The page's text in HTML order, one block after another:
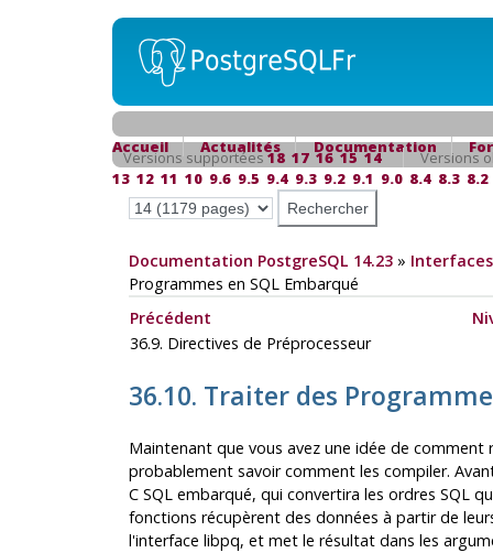
Accueil Actualités Documentation
Versions supportées18 17 16 15 14
Versions
13 12 11 10 9.6 9.5 9.4 9.3 9.2 9.1 9.0 8.4 8.3 8.2
Documentation PostgreSQL 14.23»
Programmes en SQL Embarqué
Précédent
36.9. Directives de Préprocesseur
36.10. Traiter des
Maintenant que vous avez une idée de
probablement savoir comment les compiler.
C SQLembarqué, qui convertira les ordres SQL
fonctions récupèrent des données à partir de
l'interface libpq, et met le résultat dans les